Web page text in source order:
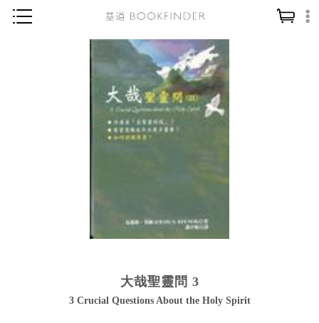
神學／教義
讀經／研經
教會事工
哲學／宗教比較
大哉聖靈問 3
3 Crucial Questions About the Holy Spirit